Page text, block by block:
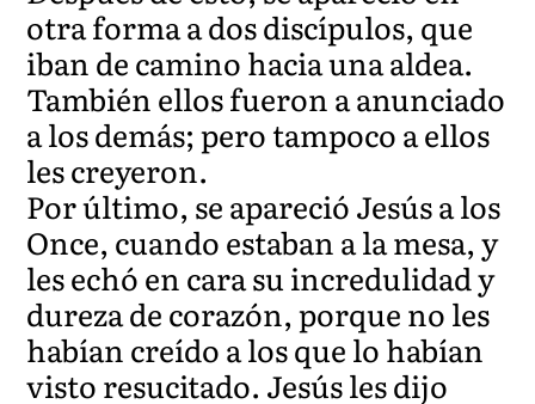
otra forma a dos discípulos, que
iban de camino hacia una aldea.
También ellos fueron a anunciado
a los demás; pero tampoco a ellos
les creyeron.
Por último, se apareció Jesús a los
Once, cuando estaban a la mesa, y
les echó en cara su incredulidad y
dureza de corazón, porque no les
habían creído a los que lo habían
visto resucitado. Jesús les dijo